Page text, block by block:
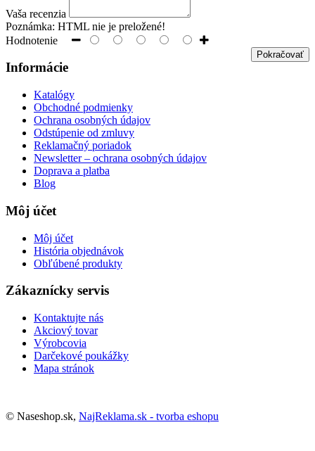
Vaša recenzia
Poznámka: HTML nie je preložené!
Hodnotenie
Pokračovať
Informácie
Katalógy
Obchodné podmienky
Ochrana osobných údajov
Odstúpenie od zmluvy
Reklamačný poriadok
Newsletter – ochrana osobných údajov
Doprava a platba
Blog
Môj účet
Môj účet
História objednávok
Obľúbené produkty
Zákaznícky servis
Kontaktujte nás
Akciový tovar
Výrobcovia
Darčekové poukážky
Mapa stránok
© Naseshop.sk, NajReklama.sk - tvorba eshopu